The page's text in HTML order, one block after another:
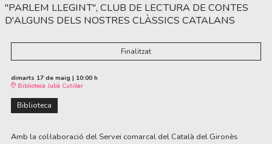
"PARLEM LLEGINT", CLUB DE LECTURA DE CONTES
D'ALGUNS DELS NOSTRES CLÀSSICS CATALANS
Finalitzat
dimarts 17 de maig | 10:00 h
Biblioteca Julià Cutiller
Biblioteca
Amb la col·laboració del Servei comarcal del Català del Gironès